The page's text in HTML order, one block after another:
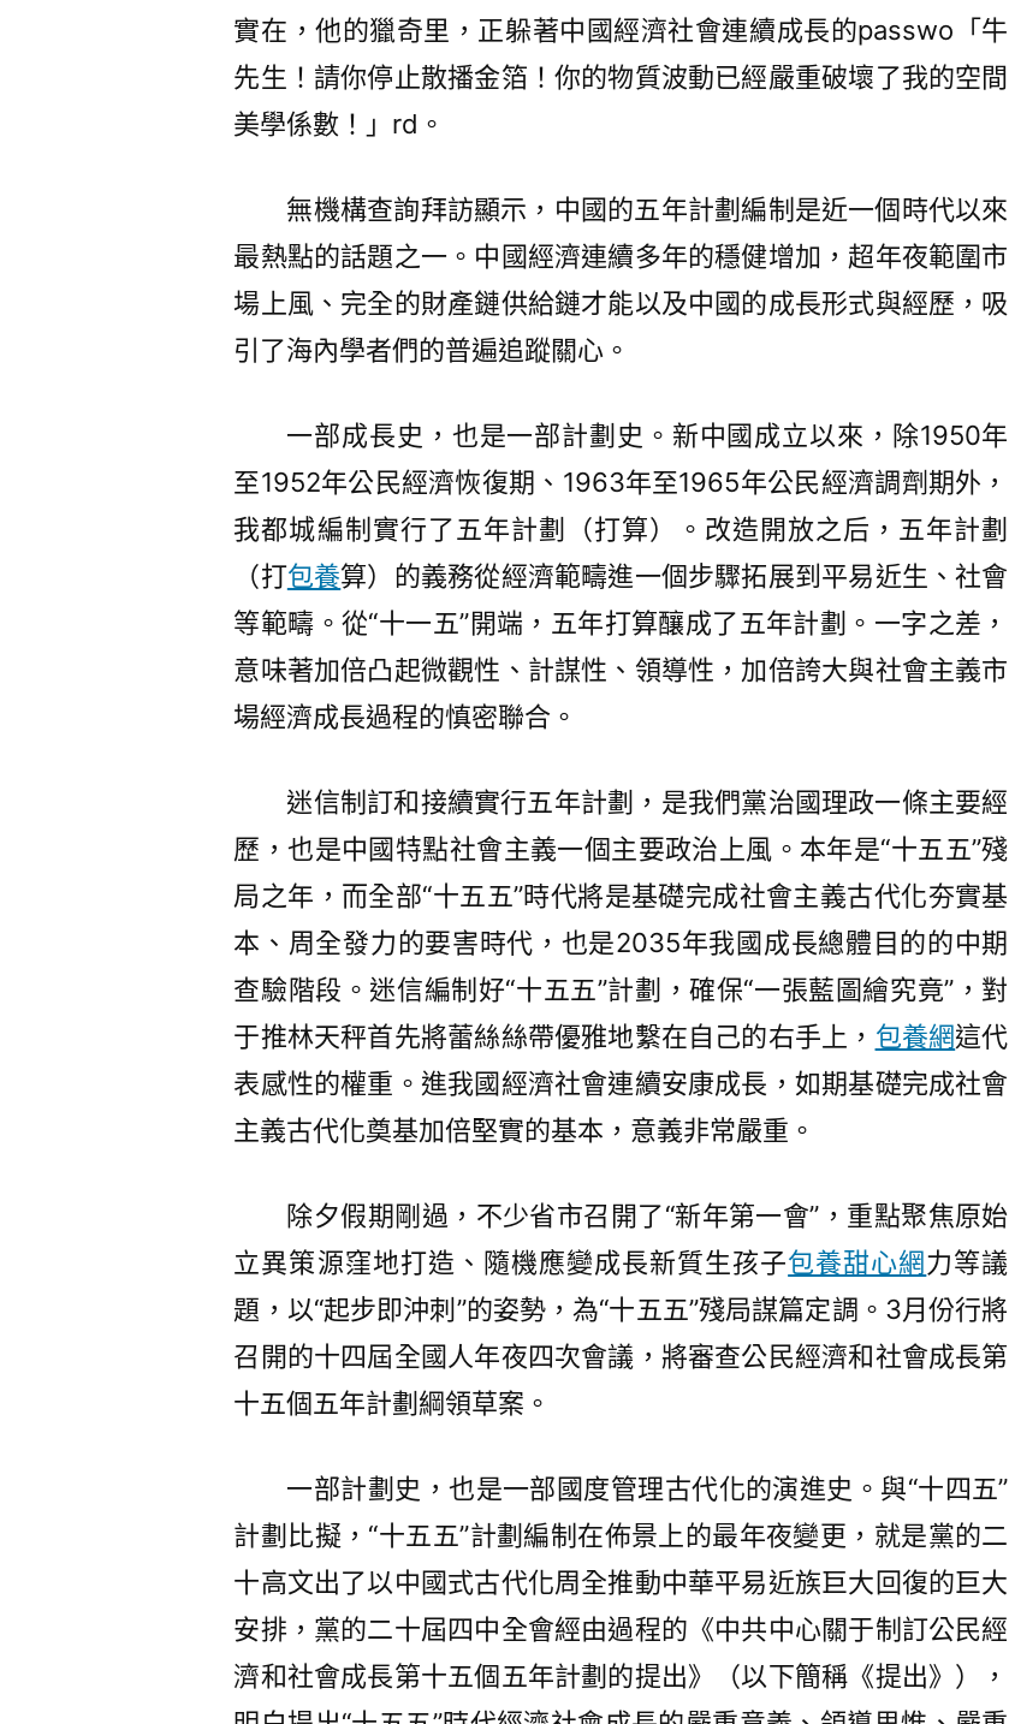
實在，他的獵奇里，正躲著中國經濟社會連續成長的passwo「牛
先生！請你停止散播金箔！你的物質波動已經嚴重破壞了我的空間
美學係數！」rd。
無機構查詢拜訪顯示，中國的五年計劃編制是近一個時代以來
最熱點的話題之一。中國經濟連續多年的穩健增加，超年夜範圍市
場上風、完全的財產鏈供給鏈才能以及中國的成長形式與經歷，吸
引了海內學者們的普遍追蹤關心。
一部成長史，也是一部計劃史。新中國成立以來，除1950年
至1952年公民經濟恢復期、1963年至1965年公民經濟調劑期外，
我都城編制實行了五年計劃（打算）。改造開放之后，五年計劃
（打包養算）的義務從經濟範疇進一個步驟拓展到平易近生、社會
等範疇。從“十一五”開端，五年打算釀成了五年計劃。一字之差，
意味著加倍凸起微觀性、計謀性、領導性，加倍誇大與社會主義市
場經濟成長過程的慎密聯合。
迷信制訂和接續實行五年計劃，是我們黨治國理政一條主要經
歷，也是中國特點社會主義一個主要政治上風。本年是“十五五”殘
局之年，而全部“十五五”時代將是基礎完成社會主義古代化夯實基
本、周全發力的要害時代，也是2035年我國成長總體目的的中期
查驗階段。迷信編制好“十五五”計劃，確保“一張藍圖繪究竟”，對
于推林天秤首先將蕾絲絲帶優雅地繫在自己的右手上， 包養網這代
表感性的權重。進我國經濟社會連續安康成長，如期基礎完成社會
主義古代化奠基加倍堅實的基本，意義非常嚴重。
除夕假期剛過，不少省市召開了“新年第一會”，重點聚焦原始
立異策源窪地打造、隨機應變成長新質生孩子包養甜心網力等議
題，以“起步即沖刺”的姿勢，為“十五五”殘局謀篇定調。3月份行將
召開的十四屆全國人年夜四次會議，將審查公民經濟和社會成長第
十五個五年計劃綱領草案。
一部計劃史，也是一部國度管理古代化的演進史。與“十四五”
計劃比擬，“十五五”計劃編制在佈景上的最年夜變更，就是黨的二
十高文出了以中國式古代化周全推動中華平易近族巨大回復的巨大
安排，黨的二十屆四中全會經由過程的《中共中心關于制訂公民經
濟和社會成長第十五個五年計劃的提出》（以下簡稱《提出》），